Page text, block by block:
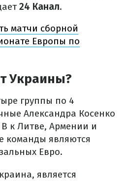
24 Канал.
матчи сборной
Европы по
Украины?
группы по 4
Александра Косенко
к Литве, Армении и
команды являются
Евро.
является